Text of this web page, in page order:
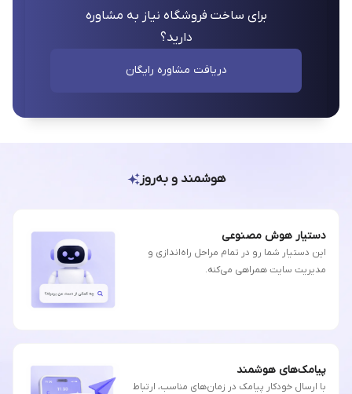
برای ساخت فروشگاه نیاز به مشاوره
دارید؟
دریافت مشاوره رایگان
هوشمند و به‌روز
دستیار هوش مصنوعی
این دستیار شما رو در تمام مراحل راه‌اندازی و
مدیریت سایت همراهی می‌کنه.
پیامک‌های هوشمند
با ارسال خودکار پیامک در زمان‌های مناسب، ارتباط